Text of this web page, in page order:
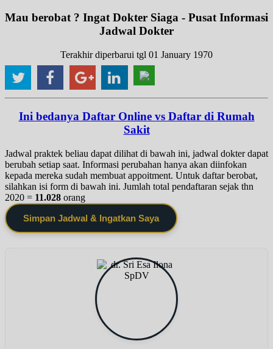
Mau berobat ? Ingat Dokter Siaga - Pusat Informasi
Jadwal Dokter
Terakhir diperbarui tgl 01 January 1970
Ini bedanya Daftar Online vs Daftar di Rumah
Sakit
Jadwal praktek beliau dapat dilihat di bawah ini, jadwal dokter dapat
berubah setiap saat. Informasi perubahan hanya akan diinfokan
kepada mereka sudah membuat appoitment. Untuk daftar berobat,
silahkan isi form di bawah ini. Jumlah total pendaftaran sejak thn
2020 = 11.028 orang
Simpan Jadwal & Ingatkan Saya